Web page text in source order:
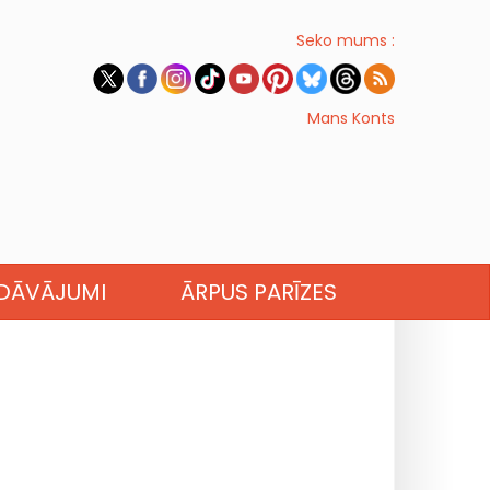
Seko mums :
Mans Konts
ĀRPUS PARĪZES